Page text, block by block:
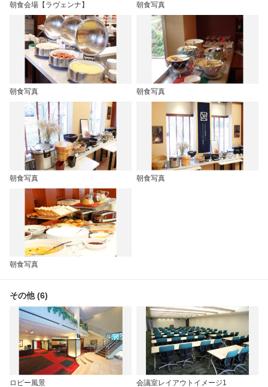
朝食会場【ラヴェンナ】 朝食写真
朝食写真 朝食写真
朝食写真 朝食写真
朝食写真
その他 (6)
ロビー風景 会議室レイアウトイメージ1